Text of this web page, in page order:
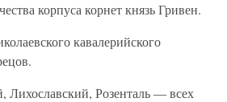
корпуса корнет князь Гривен.
кавалерийского
Розенталь — всех